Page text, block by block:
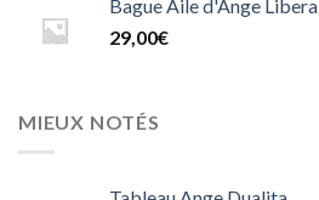
Bague Aile d'Ange Libera
29,00€
MIEUX NOTÉS